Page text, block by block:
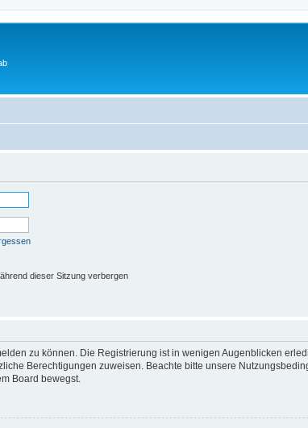
dieser Sitzung verbergen
zu können. Die Registrierung ist in wenigen Augenblicken
Berechtigungen zuweisen. Beachte bitte unsere
Board bewegst.